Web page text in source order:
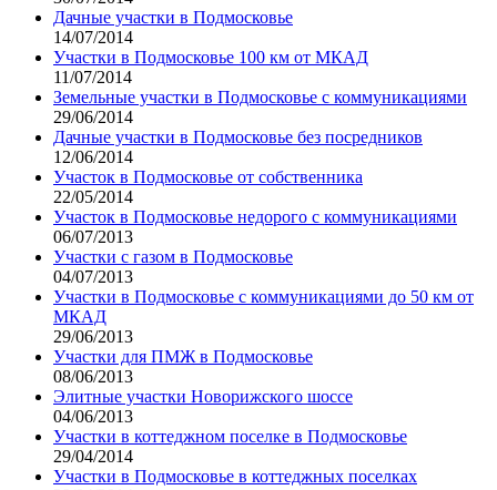
Дачные участки в Подмосковье
14/07/2014
Участки в Подмосковье 100 км от МКАД
11/07/2014
Земельные участки в Подмосковье с коммуникациями
29/06/2014
Дачные участки в Подмосковье без посредников
12/06/2014
Участок в Подмосковье от собственника
22/05/2014
Участок в Подмосковье недорого с коммуникациями
06/07/2013
Участки с газом в Подмосковье
04/07/2013
Участки в Подмосковье с коммуникациями до 50 км от
МКАД
29/06/2013
Участки для ПМЖ в Подмосковье
08/06/2013
Элитные участки Новорижского шоссе
04/06/2013
Участки в коттеджном поселке в Подмосковье
29/04/2014
Участки в Подмосковье в коттеджных поселках